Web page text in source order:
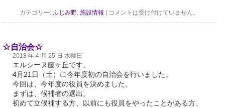
カテゴリー:ふじみ野,施設情報 コメントは受け付けていません。
☆自治会☆
2018 年 4 月 25 日 水曜日
エルシーヌ藤ヶ丘です。
4月21日（土）に今年度初の自治会を行いました。
今回は、今年度の役員を決めました。
まずは、候補者の選出。
初めて立候補する方、以前にも役員をやったことがある方、